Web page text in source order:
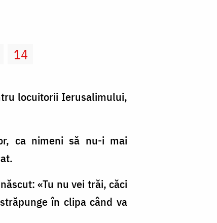
14
locuitorii Ierusalimului,
ca nimeni să nu-i mai
«Tu nu vei trăi, căci
în clipa când va